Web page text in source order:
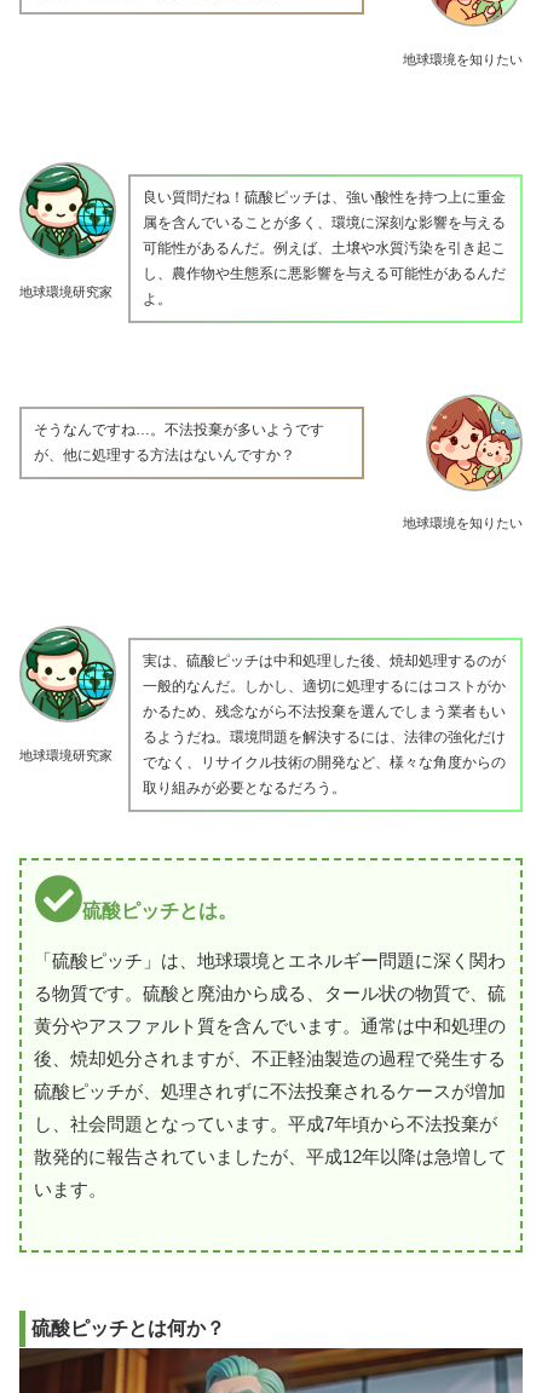
地球環境を知りたい
地球環境研究家
良い質問だね！硫酸ピッチは、強い酸性を持つ上に重金
属を含んでいることが多く、環境に深刻な影響を与える
可能性があるんだ。例えば、土壌や水質汚染を引き起こ
し、農作物や生態系に悪影響を与える可能性があるんだ
よ。
地球環境を知りたい
そうなんですね…。不法投棄が多いようです
が、他に処理する方法はないんですか？
地球環境研究家
実は、硫酸ピッチは中和処理した後、焼却処理するのが
一般的なんだ。しかし、適切に処理するにはコストがか
かるため、残念ながら不法投棄を選んでしまう業者もい
るようだね。環境問題を解決するには、法律の強化だけ
でなく、リサイクル技術の開発など、様々な角度からの
取り組みが必要となるだろう。
硫酸ピッチとは。
「硫酸ピッチ」は、地球環境とエネルギー問題に深く関わ
る物質です。硫酸と廃油から成る、タール状の物質で、硫
黄分やアスファルト質を含んでいます。通常は中和処理の
後、焼却処分されますが、不正軽油製造の過程で発生する
硫酸ピッチが、処理されずに不法投棄されるケースが増加
し、社会問題となっています。平成7年頃から不法投棄が
散発的に報告されていましたが、平成12年以降は急増して
います。
硫酸ピッチとは何か？